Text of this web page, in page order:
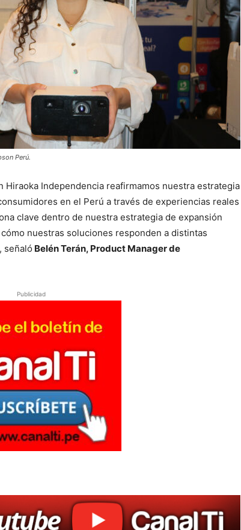
Perú.
Hiraoka Independencia reafirmamos nuestra estrategia
en el Perú a través de experiencias reales
clave dentro de nuestra estrategia de expansión
nuestras soluciones responden a distintas
señaló Belén Terán, Product Manager de
Publicidad